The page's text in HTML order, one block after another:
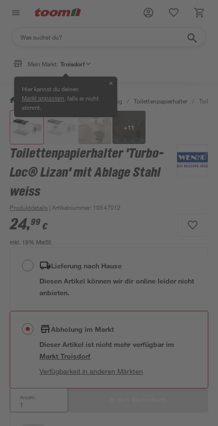
Mein Markt: Troisdorf
Hier kannst du deinen
Markt anpassen , falls er nicht
stimmt.
✕
/ Bad & Sanitär / Bad-Ausstattung / Toilettenpapierhalter /
+11
Toilettenpapierhalter 'Turbo-
Loc® Lizan' mit Ablage Stahl
weiss
Produktdetails | Artikelnummer: 10547012
24,99 €
inkl. 19% MwSt.
Lieferung nach Hause
Diesen Artikel können wir dir online leider nicht
anbieten.
Abholung im Markt
Dieser Artikel ist nicht mehr verfügbar im
MarktTroisdorf
Verfügbarkeit in anderen Märkten
Anzahl: